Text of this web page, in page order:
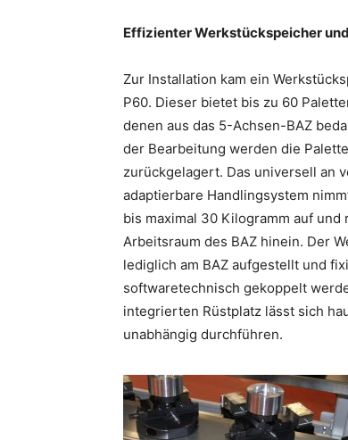
Effizienter Werkstückspeicher
Zur Installation kam ein
P60. Dieser bietet bis zu 60
denen aus das 5-Achsen-BAZ
der Bearbeitung werden die
zurückgelagert. Das universell an
adaptierbare Handlingsystem
bis maximal 30 Kilogramm auf
Arbeitsraum des BAZ hinein. Der
lediglich am BAZ aufgestellt und
softwaretechnisch gekoppelt
integrierten Rüstplatz lässt sich
unabhängig durchführen.